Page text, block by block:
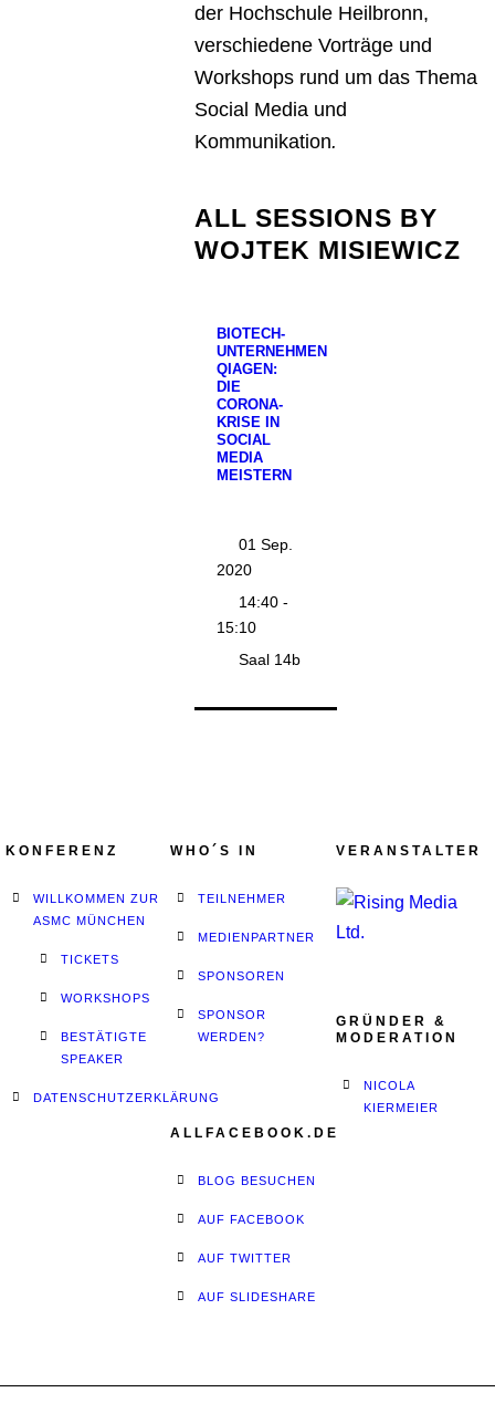
der Hochschule Heilbronn,
verschiedene Vorträge und
Workshops rund um das Thema
Social Media und
Kommunikation.
ALL SESSIONS BY
WOJTEK MISIEWICZ
BIOTECH-
UNTERNEHMEN
QIAGEN:
DIE
CORONA-
KRISE IN
SOCIAL
MEDIA
MEISTERN
01 Sep.
2020
14:40 -
15:10
Saal 14b
KONFERENZ
WILLKOMMEN ZUR
ASMC MÜNCHEN
TICKETS
WORKSHOPS
BESTÄTIGTE
SPEAKER
DATENSCHUTZERKLÄRUNG
WHO´S IN
TEILNEHMER
MEDIENPARTNER
SPONSOREN
SPONSOR
WERDEN?
ALLFACEBOOK.DE
BLOG BESUCHEN
AUF FACEBOOK
AUF TWITTER
AUF SLIDESHARE
VERANSTALTER
GRÜNDER &
MODERATION
NICOLA
KIERMEIER